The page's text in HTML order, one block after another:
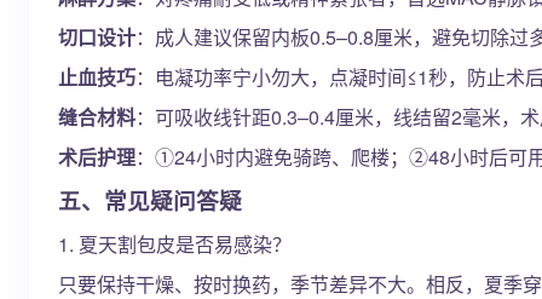
切口设计：成人建议保留内板0.5–0.8厘米，避免切除过
止血技巧：电凝功率宁小勿大，点凝时间≤1秒，防止术
缝合材料：可吸收线针距0.3–0.4厘米，线结留2毫米，
术后护理：①24小时内避免骑跨、爬楼；②48小时后可
五、常见疑问答疑
1. 夏天割包皮是否易感染？
只要保持干燥、按时换药，季节差异不大。相反，夏季